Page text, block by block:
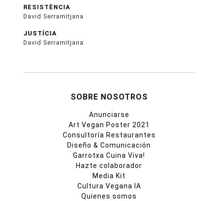
RESISTÈNCIA
David Serramitjana
JUSTÍCIA
David Serramitjana
SOBRE NOSOTROS
Anunciarse
Art Vegan Poster 2021
Consultoría Restaurantes
Diseño & Comunicación
Garrotxa Cuina Viva!
Hazte colaborador
Media Kit
Cultura Vegana IA
Quienes somos